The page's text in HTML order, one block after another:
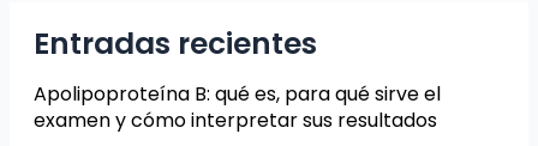
Entradas recientes
Apolipoproteína B: qué es, para qué sirve el
examen y cómo interpretar sus resultados